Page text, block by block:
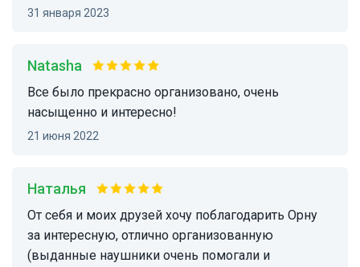
31 января 2023
Natasha
Все было прекрасно организовано, очень
насыщенно и интересно!
21 июня 2022
Наталья
От себя и моих друзей хочу поблагодарить Орну
за интересную, отлично организованную
(выданные наушники очень помогали и